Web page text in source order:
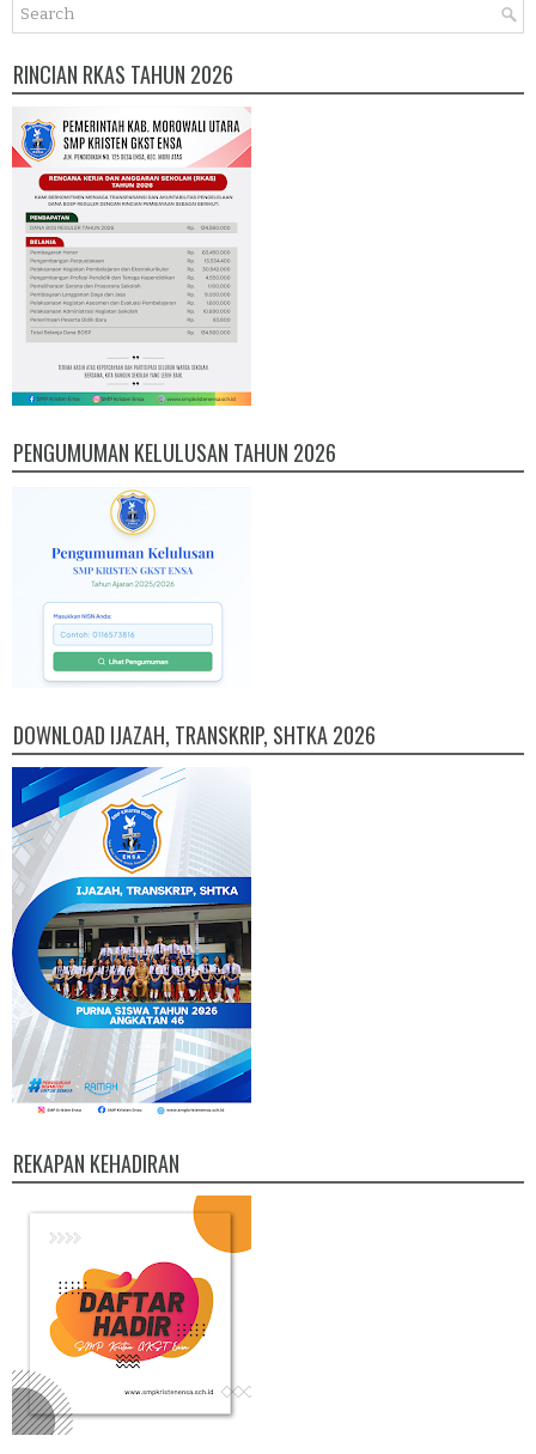
RINCIAN RKAS TAHUN 2026
PENGUMUMAN KELULUSAN TAHUN 2026
DOWNLOAD IJAZAH, TRANSKRIP, SHTKA 2026
REKAPAN KEHADIRAN